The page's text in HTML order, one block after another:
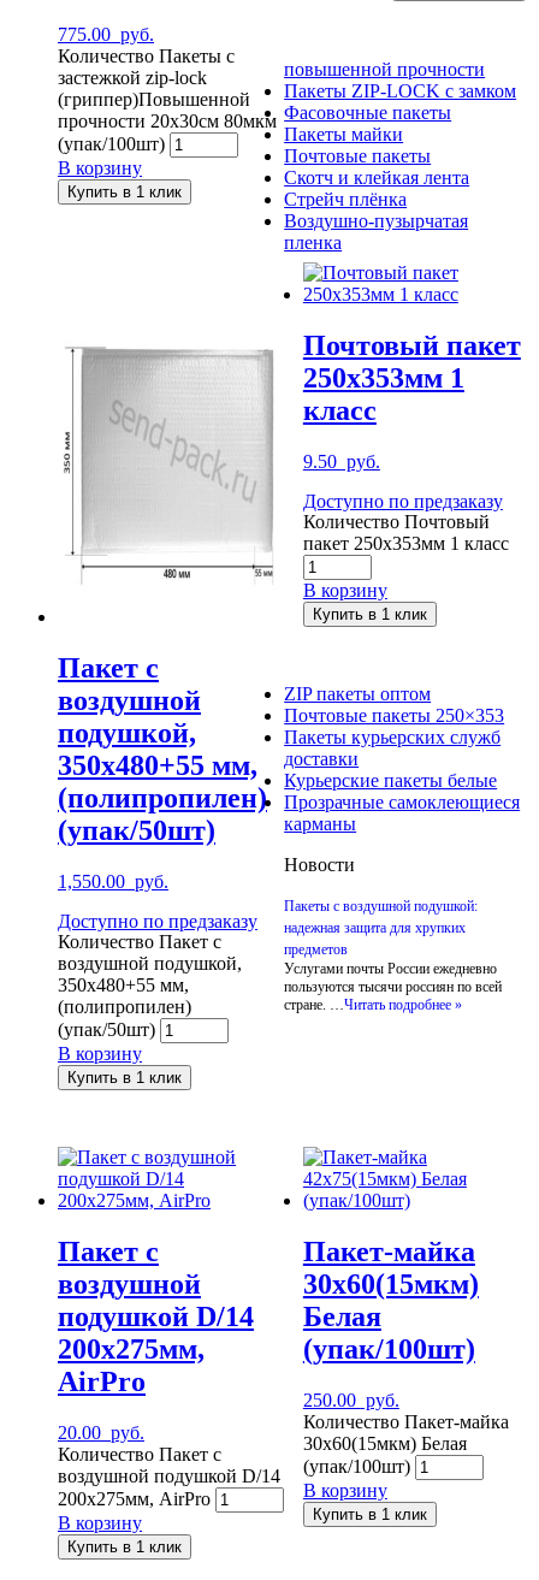
775.00 руб.
Количество Пакеты с
застежкой zip-lock
(гриппер)Повышенной
прочности 20x30см 80мкм
(упак/100шт)
В корзину
Купить в 1 клик
Пакет с
воздушной
подушкой,
350х480+55 мм,
(полипропилен)
(упак/50шт)
1,550.00 руб.
Доступно по предзаказу
Количество Пакет с
воздушной подушкой,
350х480+55 мм,
(полипропилен)
(упак/50шт)
В корзину
Купить в 1 клик
Почтовый пакет
250х353мм 1
класс
9.50 руб.
Доступно по предзаказу
Количество Почтовый
пакет 250х353мм 1 класс
В корзину
Купить в 1 клик
Пакет с
воздушной
подушкой D/14
200х275мм,
AirPro
20.00 руб.
Количество Пакет с
воздушной подушкой D/14
200х275мм, AirPro
В корзину
Купить в 1 клик
Пакет-майка
30х60(15мкм)
Белая
(упак/100шт)
250.00 руб.
Количество Пакет-майка
30х60(15мкм) Белая
(упак/100шт)
В корзину
Купить в 1 клик
повышенной прочности
Пакеты ZIP-LOCK с замком
Фасовочные пакеты
Пакеты майки
Почтовые пакеты
Скотч и клейкая лента
Стрейч плёнка
Воздушно-пузырчатая
пленка
ZIP пакеты оптом
Почтовые пакеты 250×353
Пакеты курьерских служб
доставки
Курьерские пакеты белые
Прозрачные самоклеющиеся
карманы
Новости
Пакеты с воздушной подушкой:
надежная защита для хрупких
предметов
Услугами почты России ежедневно
пользуются тысячи россиян по всей
стране. …Читать подробнее »